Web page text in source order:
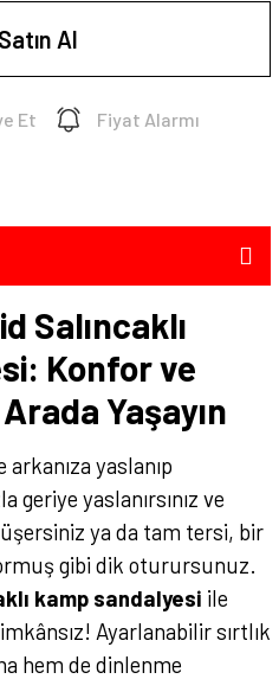
Satın Al
Et Fiyat Alarmı
Salıncaklı
Konfor ve
Arada Yaşayın
yaslanıp
yaslanırsınız ve
ya da tam tersi, bir
gibi dik oturursunuz.
kamp sandalyesi ile
Ayarlanabilir sırtlık
hem de dinlenme